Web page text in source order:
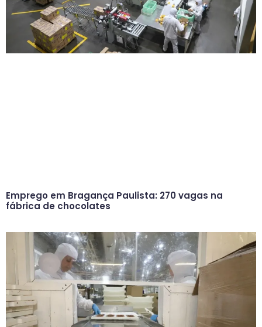
Emprego em Bragança Paulista: 270 vagas na
fábrica de chocolates